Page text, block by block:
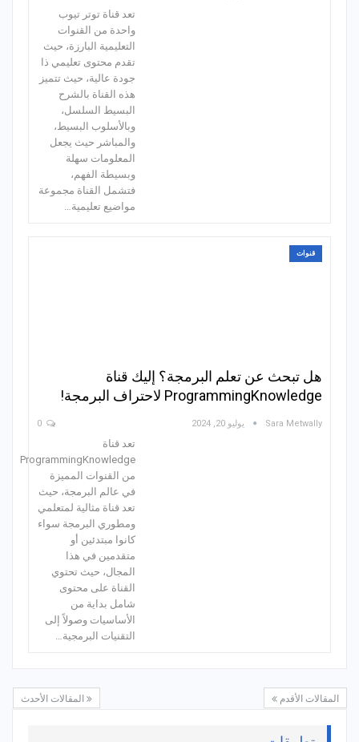
تعد قناة توتر تيوب
واحدة من القنوات
التعليمية البارزة، حيث
تقدم محتوى تعليمي ذا
جودة عالية، حيث تتميز
هذه القناة بالشرح
البسيط السلسل،
وبالأسلوب البسيط،
والمباشر حيث يجعل
المعلومات سهلة
وبسيطة الفهم،
فتشمل القناة مجموعة
مواضيع تعليمية…
قنوات
هل تبحث عن تعلم البرمجة؟ إليك قناة
ProgrammingKnowledge لاحتراف البرمجة!
Sara Metwally يوليو 20, 2024
تعد قناة
ProgrammingKnowledge
من القنوات المميزة
في عالم البرمجة، حيث
تعد قناة مثالية لمتعلمي
ومطوري البرمجة سواء
كانوا مبتدئين أو
متقدمين في هذا
المجال، حيث تحتوي
القناة على محتوى
شامل بداية من
الأساسيات وصولاً إلى
التقنيات البرمجية…
المقالات الأقدم المقالات الأحدث